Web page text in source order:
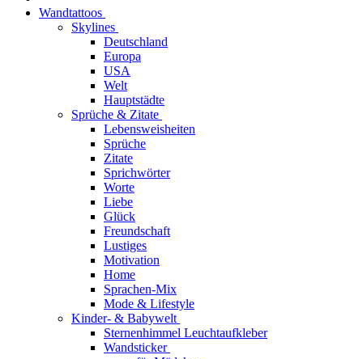
Wandtattoos
Skylines
Deutschland
Europa
USA
Welt
Hauptstädte
Sprüche & Zitate
Lebensweisheiten
Sprüche
Zitate
Sprichwörter
Worte
Liebe
Glück
Freundschaft
Lustiges
Motivation
Home
Sprachen-Mix
Mode & Lifestyle
Kinder- & Babywelt
Sternenhimmel Leuchtaufkleber
Wandsticker